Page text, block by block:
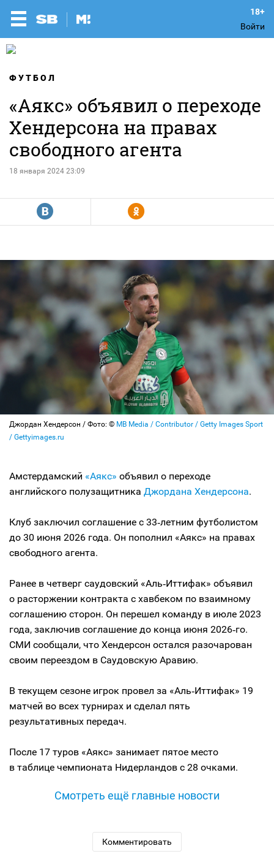
Войти
ФУТБОЛ
«Аякс» объявил о переходе
Хендерсона на правах
свободного агента
18 января 2024 23:09
R Y
Джордан Хендерсон / Фото: © MB Media / Contributor / Getty Images Sport
/ Gettyimages.ru
Амстердамский «Аякс» объявил о переходе
английского полузащитника Джордана Хендерсона.
Клуб заключил соглашение с 33‑летним футболистом
до 30 июня 2026 года. Он пополнил «Аякс» на правах
свободного агента.
Ранее в четверг саудовский «Аль‑Иттифак» объявил
о расторжении контракта с хавбеком по взаимному
соглашению сторон. Он перешел команду в июле 2023
года, заключив соглашение до конца июня 2026‑го.
СМИ сообщали, что Хендерсон остался разочарован
своим переездом в Саудовскую Аравию.
В текущем сезоне игрок провел за «Аль‑Иттифак» 19
матчей во всех турнирах и сделал пять
результативных передач.
После 17 туров «Аякс» занимает пятое место
в таблице чемпионата Нидерландов с 28 очками.
Смотреть ещё главные новости
Комментировать